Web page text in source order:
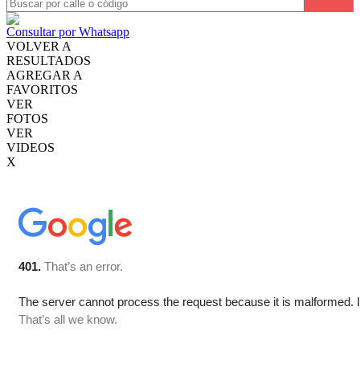
Consultar por Whatsapp
VOLVER A
RESULTADOS
AGREGAR A
FAVORITOS
VER
FOTOS
VER
VIDEOS
X